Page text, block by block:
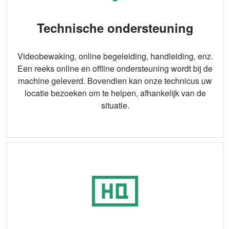
Technische ondersteuning
Videobewaking, online begeleiding, handleiding, enz.
Een reeks online en offline ondersteuning wordt bij de
machine geleverd. Bovendien kan onze technicus uw
locatie bezoeken om te helpen, afhankelijk van de
situatie.